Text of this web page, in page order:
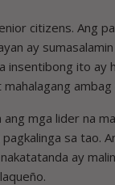
citizens. Ang
ay
insentibong ito ay
mga lider na
sa tao.
ay